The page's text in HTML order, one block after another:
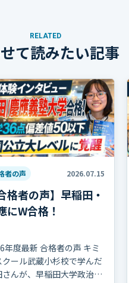
RELATED
て読みたい記事
者の声 2026.07.15
格者の声】早稲田・
にW合格！
年度最新 合格者の声 キミ
クール武蔵小杉校で学んだ
さんが、早稲田大学政治経